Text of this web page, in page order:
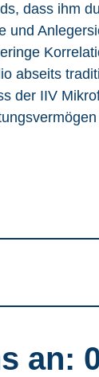
dass ihm
und
abseits
der IIV
an: